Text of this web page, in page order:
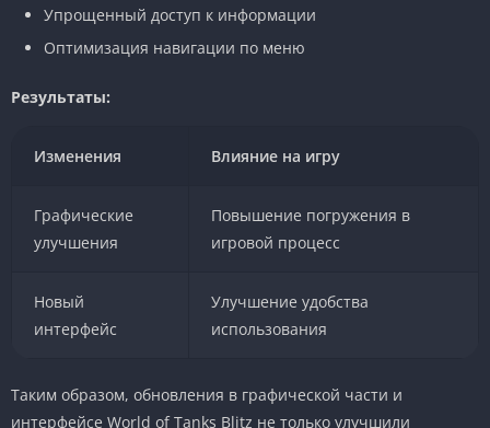
Упрощенный доступ к информации
Оптимизация навигации по меню
Результаты:
Изменения Влияние на игру
Графические
улучшения
Повышение погружения в
игровой процесс
Новый
интерфейс
Улучшение удобства
использования
Таким образом, обновления в графической части и
интерфейсе World of Tanks Blitz не только улучшили